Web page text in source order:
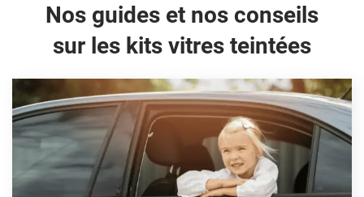
Skoda
Tesla
Toyota
Volkswagen
Nos guides et nos conseils
sur les kits vitres teintées